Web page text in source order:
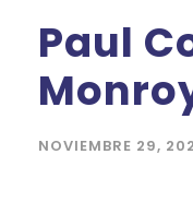
Paul
NOVIEMBRE 29,